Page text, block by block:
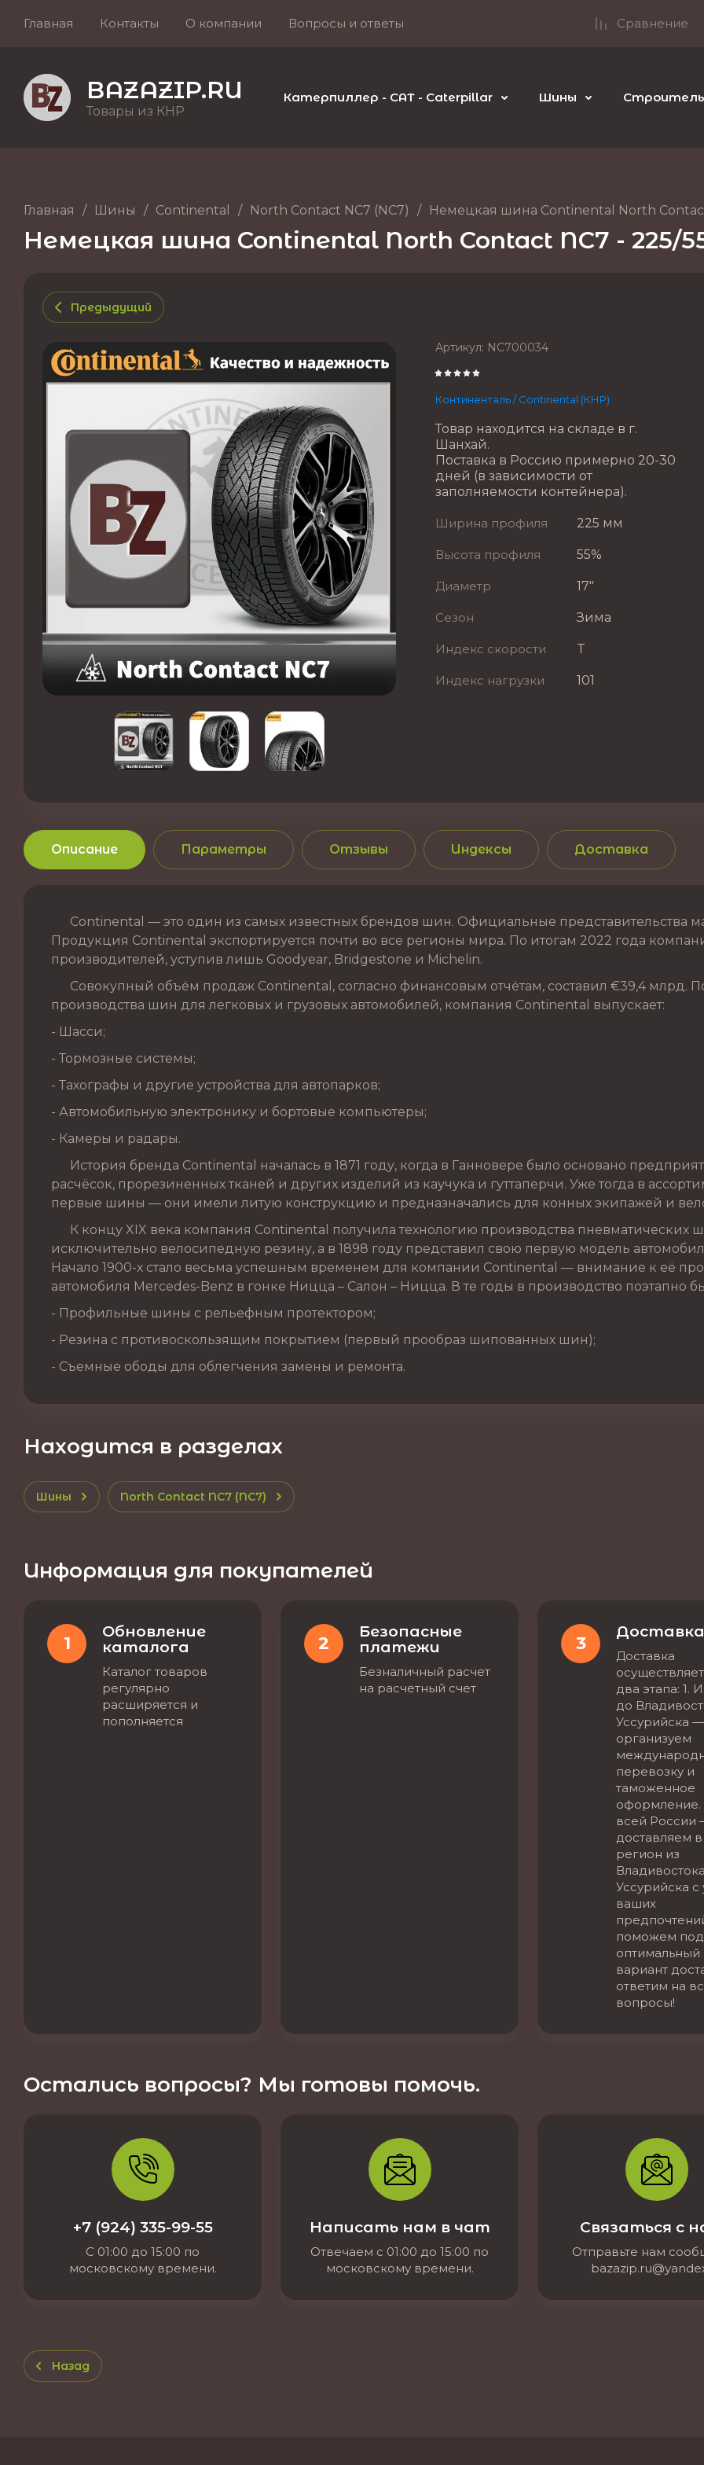
Главная Контакты О компании Вопросы и ответы Сравнение
BAZAZIP.RU
Товары из КНР
Катерпиллер - CAT - Caterpillar Шины
Главная / Шины / Continental / North Contact NC7 (NC7) / Немецкая шина Continental North Contact
Немецкая шина Continental North Contact NC7 - 225/
Предыдущий
Артикул: NC700034
Континенталь / Continental (КНР)
Товар находится на складе в г.
Шанхай.
Поставка в Россию примерно 20-30
дней (в зависимости от
заполняемости контейнера).
Ширина профиля 225 мм
Высота профиля 55%
Диаметр 17"
Сезон Зима
Индекс скорости T
Индекс нагрузки 101
Описание Параметры Отзывы Индексы Доставка
Continental — это один из самых известных брендов шин. Официальные представительства
Продукция Continental экспортируется почти во все регионы мира. По итогам 2022 года
производителей, уступив лишь Goodyear, Bridgestone и Michelin.
Совокупный объём продаж Continental, согласно финансовым отчётам, составил €39,4 млрд.
производства шин для легковых и грузовых автомобилей, компания Continental выпускает:
- Шасси;
- Тормозные системы;
- Тахографы и другие устройства для автопарков;
- Автомобильную электронику и бортовые компьютеры;
- Камеры и радары.
История бренда Continental началась в 1871 году, когда в Ганновере было основано
расчёсок, прорезиненных тканей и других изделий из каучука и гуттаперчи. Уже тогда в
первые шины — они имели литую конструкцию и предназначались для конных экипажей и
К концу XIX века компания Continental получила технологию производства пневматических
исключительно велосипедную резину, а в 1898 году представил свою первую модель
Начало 1900-х стало весьма успешным временем для компании Continental — внимание к её
автомобиля Mercedes-Benz в гонке Ницца – Салон – Ницца. В те годы в производство поэтапно
- Профильные шины с рельефным протектором;
- Резина с противоскользящим покрытием (первый прообраз шипованных шин);
- Съемные ободы для облегчения замены и ремонта.
Находится в разделах
Шины North Contact NC7 (NC7)
Информация для покупателей
1
Обновление
каталога
Каталог товаров
регулярно
расширяется и
пополняется
2
Безопасные
платежи
Безналичный расчет
на расчетный счет
3
Доставка
Доставка
два этапа: 1.
до
Уссурийска —
организуем
перевозку и
таможенное
оформление.
всей России
доставляем
регион из
Уссурийска с
ваших
поможем
оптимальный
вариант
ответим на
вопросы!
Остались вопросы? Мы готовы помочь.
+7 (924) 335-99-55
С 01:00 до 15:00 по
московскому времени.
Написать нам в чат
Отвечаем с 01:00 до 15:00 по
московскому времени.
Связаться с
Отправьте нам
Назад